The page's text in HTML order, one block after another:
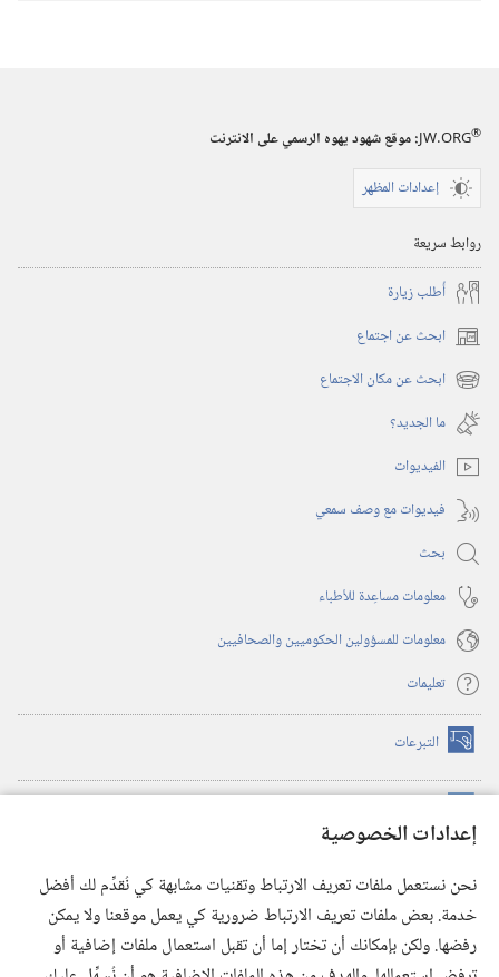
إعدادات الخصوصية
نحن نستعمل ملفات تعريف الارتباط وتقنيات مشابهة كي نُقدِّم لك أفضل
خدمة. بعض ملفات تعريف الارتباط ضرورية كي يعمل موقعنا ولا يمكن
رفضها. ولكن بإمكانك أن تختار إما أن تقبل استعمال ملفات إضافية أو
JW.ORG®
:‏ موقع شهود يهوه الرسمي على الانترنت
إعدادات المظهر
روابط سريعة
أُطلب زيارة
ابحث عن اجتماع (يفتح
نافذة ابحث عن مكان الاجتماع (يفتح
نافذة
جديدة)
ما الجديد؟‏
الفيديوات
فيديوات مع وصف سمعي
بحث
معلومات مساعِدة للأطباء
معلومات للمسؤولين الحكوميين والصحافيين
تعليمات
التبرعات (يفتح
نافذة
(يفتح
نافذة
(يفتح
نافذة
جديدة) تطبيق ®
JW Library
مكتبة برج المراقبة